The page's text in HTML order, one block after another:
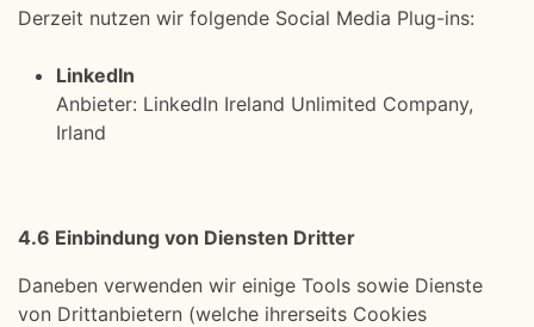
Derzeit nutzen wir folgende Social Media Plug-ins:
LinkedIn
Anbieter: LinkedIn Ireland Unlimited Company,
Irland
4.6 Einbindung von Diensten Dritter
Daneben verwenden wir einige Tools sowie Dienste
von Drittanbietern (welche ihrerseits Cookies